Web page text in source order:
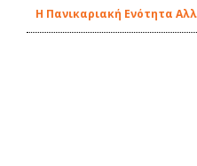
Η Πανικαριακή Ενότητα